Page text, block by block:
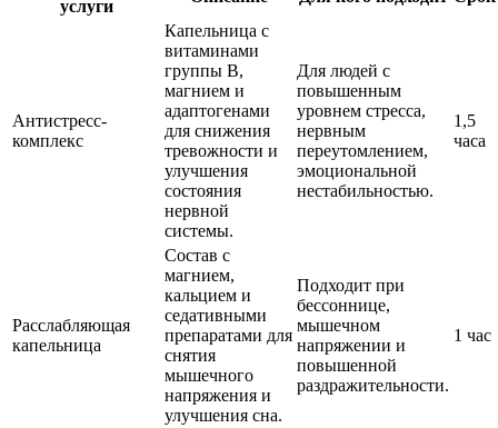
услуги
Антистресс-
комплекс
Капельница с
витаминами
группы B,
магнием и
адаптогенами
для снижения
тревожности и
улучшения
состояния
нервной
системы.
Для людей с
повышенным
уровнем стресса,
нервным
переутомлением,
эмоциональной
нестабильностью.
1,5
часа
Расслабляющая
капельница
Состав с
магнием,
кальцием и
седативными
препаратами для
снятия
мышечного
напряжения и
улучшения сна.
Подходит при
бессоннице,
мышечном
напряжении и
повышенной
раздражительности.
1 час